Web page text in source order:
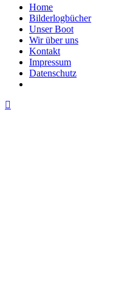
Close
Menu
Home
Bilderlogbücher
Unser Boot
Wir über uns
Kontakt
Impressum
Datenschutz